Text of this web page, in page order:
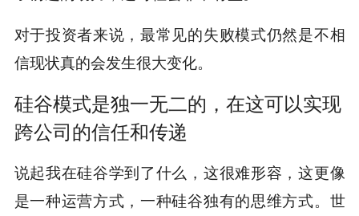
对于投资者来说，最常见的失败模式仍然是不相
信现状真的会发生很大变化。
硅谷模式是独一无二的，在这可以实现
跨公司的信任和传递
说起我在硅谷学到了什么，这很难形容，这更像
是一种运营方式，一种硅谷独有的思维方式。世